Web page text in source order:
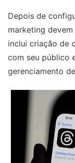
Depois de
marketing
inclui criação de
com seu público
gerenciamento